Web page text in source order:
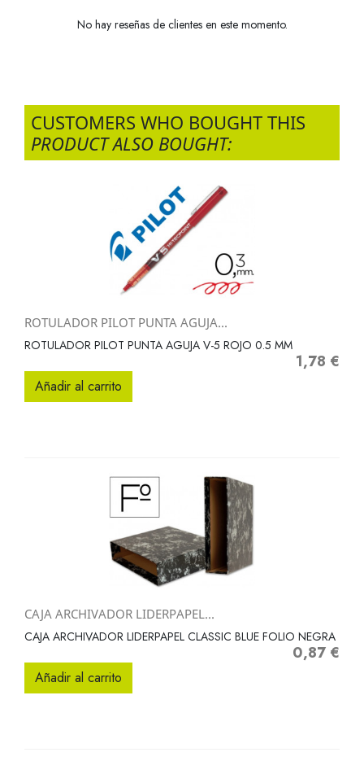
No hay reseñas de clientes en este momento.
CUSTOMERS WHO BOUGHT THIS
PRODUCT ALSO BOUGHT:
ROTULADOR PILOT PUNTA AGUJA...
ROTULADOR PILOT PUNTA AGUJA V-5 ROJO 0.5 MM
Precio
1,78 €
Añadir al carrito
CAJA ARCHIVADOR LIDERPAPEL...
CAJA ARCHIVADOR LIDERPAPEL CLASSIC BLUE FOLIO NEGRA
Precio
0,87 €
Añadir al carrito